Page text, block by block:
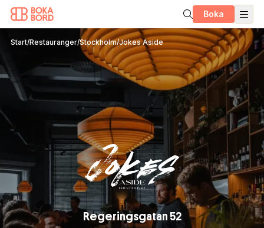
Boka
Start/Restauranger/Stockholm/Jokes Aside
Regeringsgatan 52